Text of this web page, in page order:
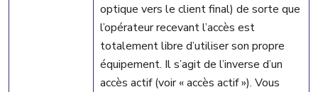
optique vers le client final) de sorte que
l’opérateur recevant l’accès est
totalement libre d’utiliser son propre
équipement. Il s’agit de l’inverse d’un
accès actif (voir « accès actif »). Vous